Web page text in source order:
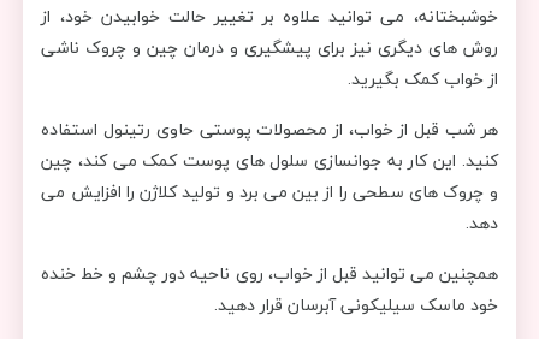
خوشبختانه، می ‌توانید علاوه بر تغییر حالت خوابیدن خود، از
روش های دیگری نیز برای پیشگیری و درمان چین و چروک ناشی
از خواب کمک بگیرید.
هر شب قبل از خواب، از محصولات پوستی حاوی رتینول استفاده
کنید. این کار به جوانسازی سلول های پوست کمک می کند، چین
و چروک های سطحی را از بین می برد و تولید کلاژن را افزایش می
دهد.
همچنین می توانید قبل از خواب، روی ناحیه دور چشم و خط خنده
خود ماسک سیلیکونی آبرسان قرار دهید.